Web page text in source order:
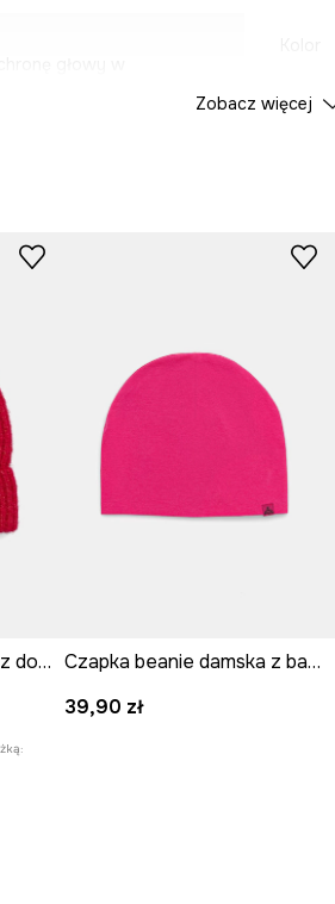
zestawy.
ID
Zobacz więcej
Czapka damska beanie z domieszką wełny
Czapka beanie damska z bawełną
39,90 zł